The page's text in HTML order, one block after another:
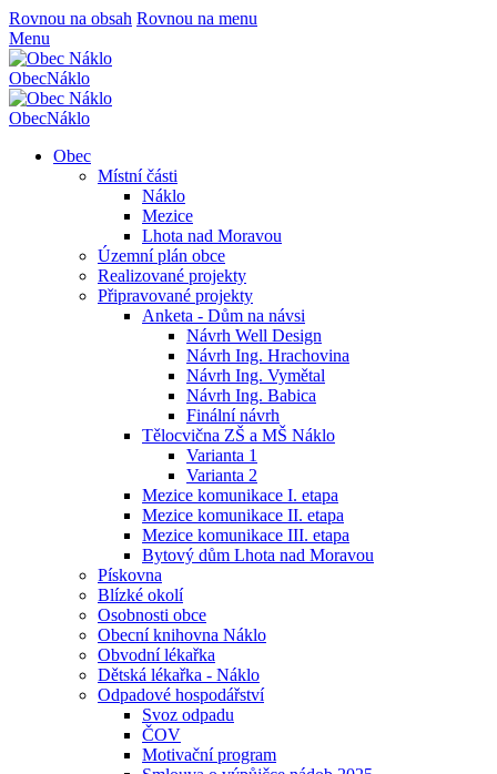
Rovnou na obsah Rovnou na menu
Menu
ObecNáklo
ObecNáklo
Obec
Místní části
Náklo
Mezice
Lhota nad Moravou
Územní plán obce
Realizované projekty
Připravované projekty
Anketa - Dům na návsi
Návrh Well Design
Návrh Ing. Hrachovina
Návrh Ing. Vymětal
Návrh Ing. Babica
Finální návrh
Tělocvična ZŠ a MŠ Náklo
Varianta 1
Varianta 2
Mezice komunikace I. etapa
Mezice komunikace II. etapa
Mezice komunikace III. etapa
Bytový dům Lhota nad Moravou
Pískovna
Blízké okolí
Osobnosti obce
Obecní knihovna Náklo
Obvodní lékařka
Dětská lékařka - Náklo
Odpadové hospodářství
Svoz odpadu
ČOV
Motivační program